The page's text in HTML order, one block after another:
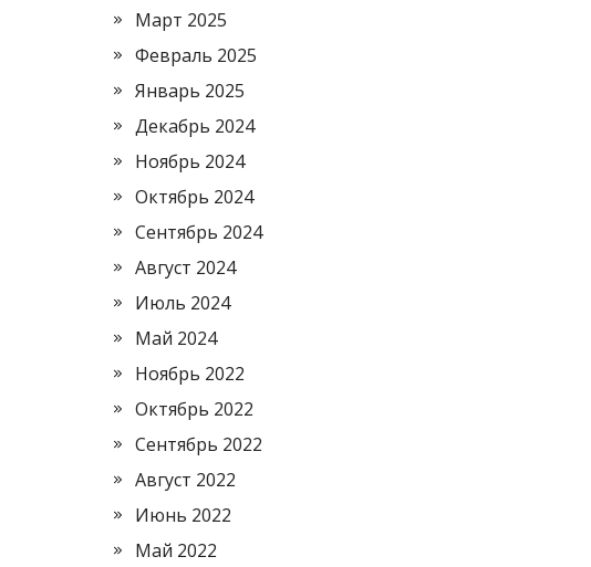
Март 2025
Февраль 2025
Январь 2025
Декабрь 2024
Ноябрь 2024
Октябрь 2024
Сентябрь 2024
Август 2024
Июль 2024
Май 2024
Ноябрь 2022
Октябрь 2022
Сентябрь 2022
Август 2022
Июнь 2022
Май 2022